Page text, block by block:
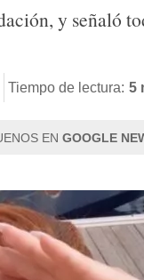
y señaló
Tiempo de lectura: 5
EN GOOGLE